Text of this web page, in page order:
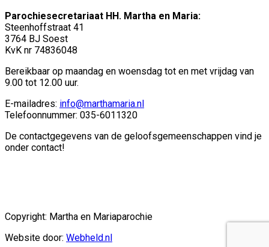
Parochiesecretariaat HH. Martha en Maria:
Steenhoffstraat 41
3764 BJ Soest
KvK nr 74836048
Bereikbaar op maandag en woensdag tot en met vrijdag van
9.00 tot 12.00 uur.
E-mailadres: info@marthamaria.nl
Telefoonnummer: 035-6011320
De contactgegevens van de geloofsgemeenschappen vind je
onder contact!
Copyright: Martha en Mariaparochie
Website door: Webheld.nl